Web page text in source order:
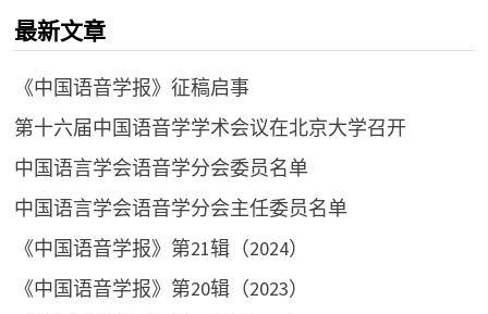
最新文章
《中国语音学报》征稿启事
第十六届中国语音学学术会议在北京大学召开
中国语言学会语音学分会委员名单
中国语言学会语音学分会主任委员名单
《中国语音学报》第21辑（2024）
《中国语音学报》第20辑（2023）